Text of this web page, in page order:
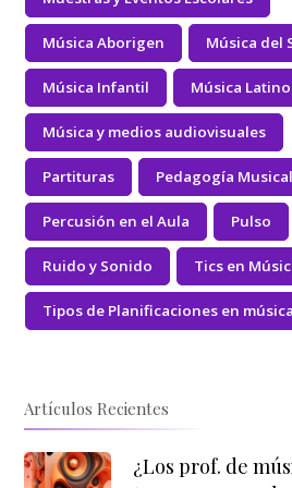
Música Aborigen Música del
Música Infantil Música
Música y medios audiovisuales
Partituras Pedagogía Musical
Percusión en el Aula Pulso
Ruido y Sonido Tics en
Tipos de Planificaciones en música
Artículos Recientes
¿Los prof. de